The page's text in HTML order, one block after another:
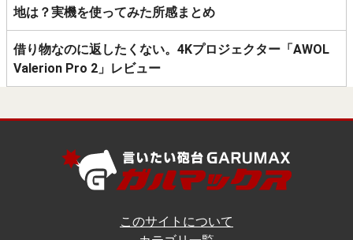
地は？実機を使ってみた所感まとめ
借り物なのに返したくない。4Kプロジェクター「AWOL
Valerion Pro 2」レビュー
このサイトについて